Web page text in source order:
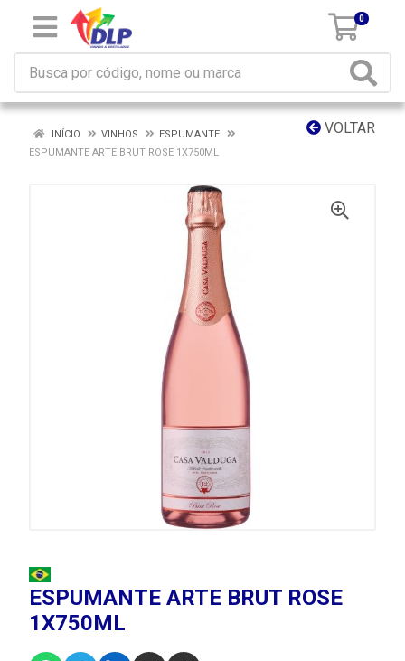
0
VOLTAR
INÍCIO VINHOS
ESPUMANTE
ESPUMANTE ARTE BRUT ROSE 1X750ML
ESPUMANTE ARTE BRUT ROSE
1X750ML